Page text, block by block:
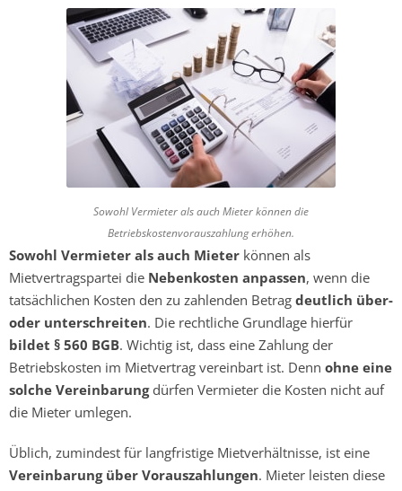
Sowohl Vermieter als auch Mieter können die
Betriebskostenvorauszahlung erhöhen.
Sowohl Vermieter als auch Mieter können als
Mietvertragspartei die Nebenkosten anpassen, wenn die
tatsächlichen Kosten den zu zahlenden Betrag deutlich über-
oder unterschreiten. Die rechtliche Grundlage hierfür
bildet § 560 BGB. Wichtig ist, dass eine Zahlung der
Betriebskosten im Mietvertrag vereinbart ist. Denn ohne eine
solche Vereinbarungdürfen Vermieter die Kosten nicht auf
die Mieter umlegen.
Üblich, zumindest für langfristige Mietverhältnisse, ist eine
Vereinbarung über Vorauszahlungen. Mieter leisten diese